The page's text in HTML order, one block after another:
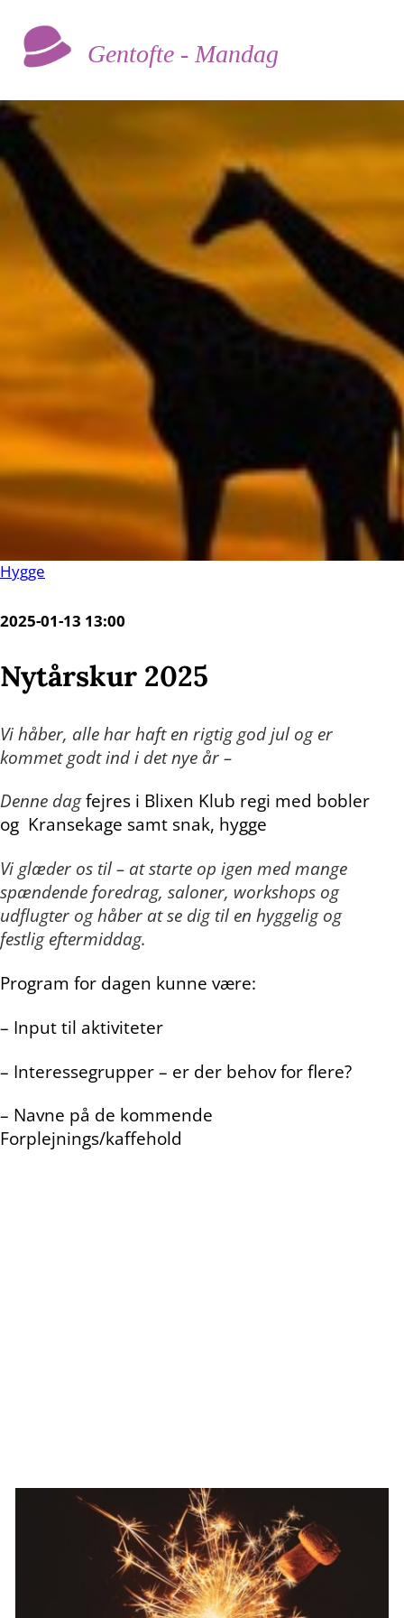
Gentofte - Mandag
Hygge
2025-01-13 13:00
Nytårskur 2025
Vi håber, alle har haft en rigtig god jul og er
kommet godt ind i det nye år –
Denne dagfejres i Blixen Klub regi med bobler
og Kransekage samt snak, hygge
Vi glæder os til – at starte op igen med mange
spændende foredrag, saloner, workshops og
udflugter og håber at se dig til en hyggelig og
festlig eftermiddag.
Program for dagen kunne være:
– Input til aktiviteter
– Interessegrupper – er der behov for flere?
– Navne på de kommende
Forplejnings/kaffehold